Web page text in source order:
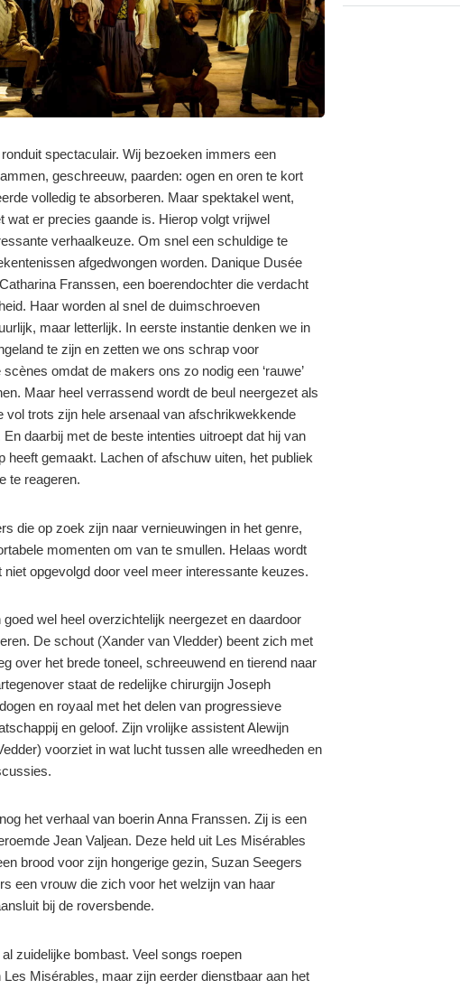
spectaculair. Wij bezoeken immers een
geschreeuw, paarden: ogen en oren te kort
volledig te absorberen. Maar spektakel went,
wat er precies gaande is. Hierop volgt vrijwel
verhaalkeuze. Om snel een schuldige te
afgedwongen worden. Danique Dusée
Franssen, een boerendochter die verdacht
Haar worden al snel de duimschroeven
maar letterlijk. In eerste instantie denken we in
te zijn en zetten we ons schrap voor
omdat de makers ons zo nodig een ‘rauwe’
Maar heel verrassend wordt de beul neergezet als
vol trots zijn hele arsenaal van afschrikwekkende
En daarbij met de beste intenties uitroept dat hij van
heeft gemaakt. Lachen of afschuw uiten, het publiek
te reageren.
die op zoek zijn naar vernieuwingen in het genre,
momenten om van te smullen. Helaas wordt
opgevolgd door veel meer interessante keuzes.
wel heel overzichtelijk neergezet en daardoor
De schout (Xander van Vledder) beent zich met
over het brede toneel, schreeuwend en tierend naar
staat de redelijke chirurgijn Joseph
en royaal met het delen van progressieve
en geloof. Zijn vrolijke assistent Alewijn
voorziet in wat lucht tussen alle wreedheden en
het verhaal van boerin Anna Franssen. Zij is een
Jean Valjean. Deze held uit Les Misérables
brood voor zijn hongerige gezin, Suzan Seegers
een vrouw die zich voor het welzijn van haar
bij de roversbende.
zuidelijke bombast. Veel songs roepen
Les Misérables, maar zijn eerder dienstbaar aan het